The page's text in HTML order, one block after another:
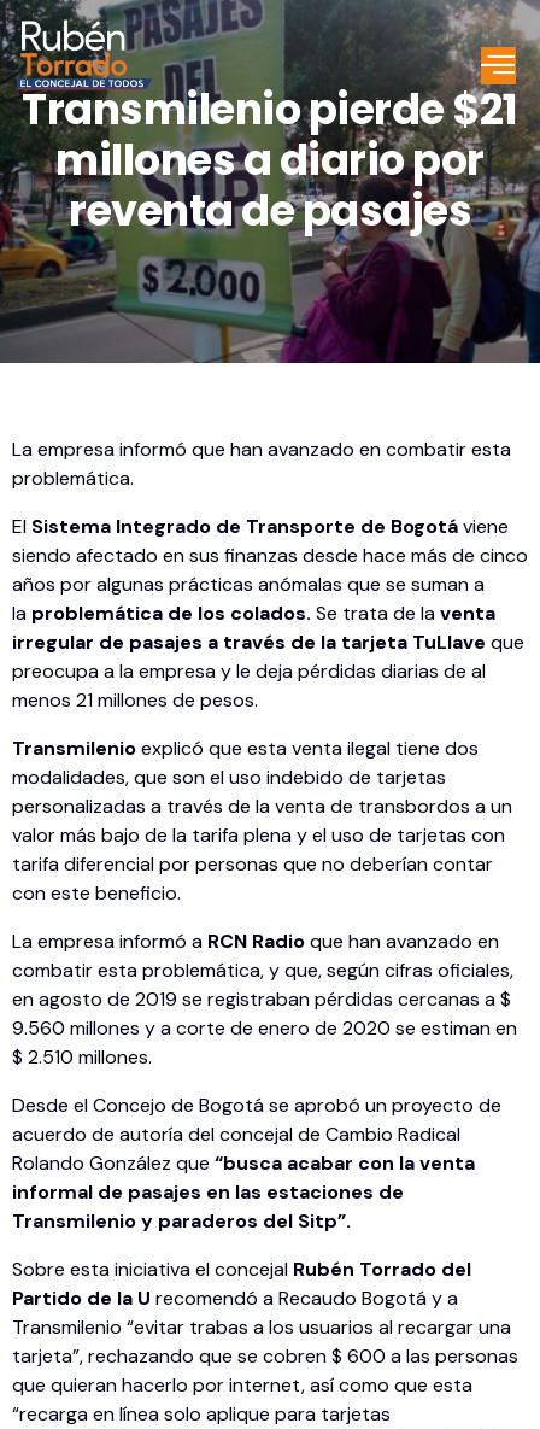
Transmilenio pierde $21
millones a diario por
reventa de pasajes
La empresa informó que han avanzado en combatir esta
problemática.
El Sistema Integrado de Transporte de Bogotáviene
siendo afectado en sus finanzas desde hace más de cinco
años por algunas prácticas anómalas que se suman a
la problemática de los colados. Se trata de laventa
irregular de pasajes a través de la tarjeta TuLlave que
preocupa a la empresa y le deja pérdidas diarias de al
menos 21 millones de pesos.
Transmilenioexplicó que esta venta ilegal tiene dos
modalidades, que son el uso indebido de tarjetas
personalizadas a través de la venta de transbordos a un
valor más bajo de la tarifa plena y el uso de tarjetas con
tarifa diferencial por personas que no deberían contar
con este beneficio.
La empresa informó a RCN Radioque han avanzado en
combatir esta problemática, y que, según cifras oficiales,
en agosto de 2019 se registraban pérdidas cercanas a $
9.560 millones y a corte de enero de 2020 se estiman en
$ 2.510 millones.
Desde el Concejo de Bogotá se aprobó un proyecto de
acuerdo de autoría del concejal de Cambio Radical
Rolando González que “busca acabar con la venta
informal de pasajes en las estaciones de
Transmilenio y paraderos del Sitp”.
Sobre esta iniciativa el concejal Rubén Torrado del
Partido de la U recomendó a Recaudo Bogotá y a
Transmilenio “evitar trabas a los usuarios al recargar una
tarjeta”, rechazando que se cobren $ 600 a las personas
que quieran hacerlo por internet, así como que esta
“recarga en línea solo aplique para tarjetas